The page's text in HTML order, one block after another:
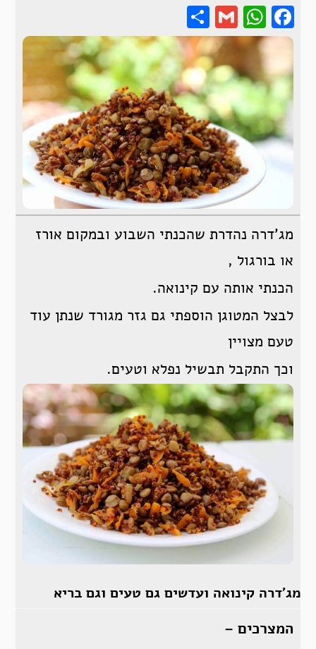
Facebook
WhatsApp
Gmail
מג’דרה נהדרת שהכנתי השבוע ובמקום אורז
או בורגול ,
הכנתי אותה עם קינואה.
לבצל המטוגן הוספתי גם גזר מגורד שנתן עוד
טעם מצויין
וכך התקבל תבשיל נפלא וטעים.
מג’דרה קינואה ועדשים גם טעים וגם בריא
המצרכים –